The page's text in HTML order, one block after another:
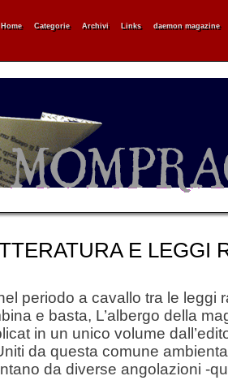
Home Categorie Archivi Links daemon magazine
E LEGGI
periodo a cavallo tra le leggi
e basta, L’albergo della
in un unico volume
da questa comune
da diverse angolazioni -